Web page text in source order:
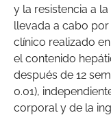
y la resistencia a la
llevada a cabo por
clínico realizado
el contenido
después de 12
0.01),
corporal y de la